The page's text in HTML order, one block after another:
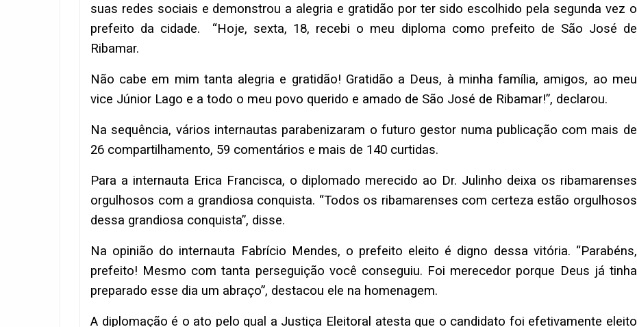
suas redes sociais e demonstrou a alegria e gratidão por ter sido escolhido pela segunda vez o
prefeito da cidade. “Hoje, sexta, 18, recebi o meu diploma como prefeito de São José de
Ribamar.
Não cabe em mim tanta alegria e gratidão! Gratidão a Deus, à minha família, amigos, ao meu
vice Júnior Lago e a todo o meu povo querido e amado de São José de Ribamar!”, declarou.
Na sequência, vários internautas parabenizaram o futuro gestor numa publicação com mais de
26 compartilhamento, 59 comentários e mais de 140 curtidas.
Para a internauta Erica Francisca, o diplomado merecido ao Dr. Julinho deixa os ribamarenses
orgulhosos com a grandiosa conquista. “Todos os ribamarenses com certeza estão orgulhosos
dessa grandiosa conquista”, disse.
Na opinião do internauta Fabrício Mendes, o prefeito eleito é digno dessa vitória. “Parabéns,
prefeito! Mesmo com tanta perseguição você conseguiu. Foi merecedor porque Deus já tinha
preparado esse dia um abraço”, destacou ele na homenagem.
A diplomação é o ato pelo qual a Justiça Eleitoral atesta que o candidato foi efetivamente eleito